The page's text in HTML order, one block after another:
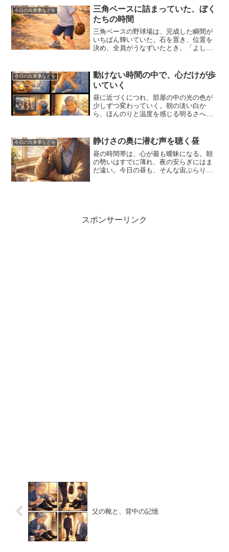
なります。入院していた20...
今日の出来事などを
三角ベースに詰まっていた、ぼく
たちの時間
三角ベースの野球場は、完成した瞬間が
いちばん輝いていた。石を置き、位置を
決め、全員がうなずいたとき。「よし、
った通りに飛ばない。でも、その不安定
さが楽しかった。完璧じゃ...
今日の出来事などを
動けない時間の中で、心だけが歩
いていく
昼に近づくにつれ、部屋の中の光の色が
少しずつ変わっていく。朝の淡い白か
ら、ほんのりと温度を感じる明るさへ。
た。身体は変わらず、外へは出られな
い。それでも、心は少しずつ別の...
今日の出来事などを 静けさの奥に潜む声を聴く昼
昼の時間帯は、心が最も曖昧になる。朝
の勢いはすでに薄れ、夜の安らぎにはま
だ遠い。今日の昼も、そんな宙ぶらりん
スポンサーリンク
父の靴と、背中の記憶